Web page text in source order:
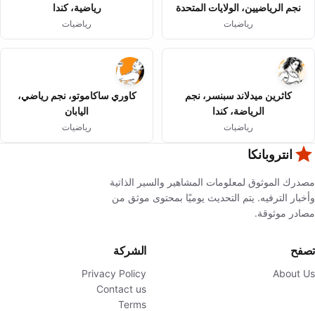
نجم الرياضيين، الولايات المتحدة
رياضيات
رياضية، كندا
رياضيات
كاثرين ميدلاند سبنسر، نجم
الرياضة، كندا
رياضيات
كاوري ساكاموتو، نجم رياضي،
اليابان
رياضيات
انتروبانكا
مصدرك الموثوق لمعلومات المشاهير والسير الذاتية
وأخبار الترفيه. يتم التحديث يوميًا بمحتوى موثق من
مصادر موثوقة.
تصفح
About Us
الشركة
Privacy Policy
Contact us
Terms